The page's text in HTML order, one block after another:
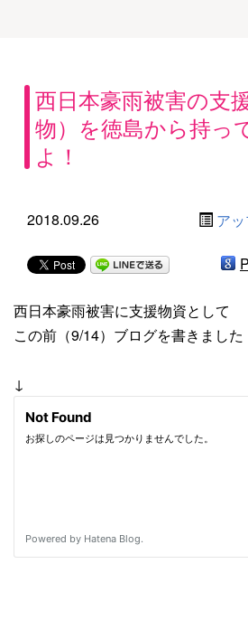
西日本豪雨被害の支
物）を徳島から持っ
よ！
2018.09.26 ア
西日本豪雨被害に支援物資として
この前（9/14）ブログを書きました
↓